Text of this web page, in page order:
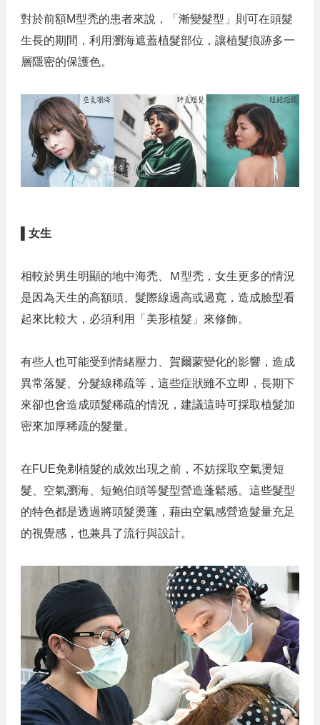
對於前額M型禿的患者來說，「漸變髮型」則可在頭髮
生長的期間，利用瀏海遮蓋植髮部位，讓植髮痕跡多一
層隱密的保護色。
▌女生
相較於男生明顯的地中海禿、Ｍ型禿，女生更多的情況
是因為天生的高額頭、髮際線過高或過寬，造成臉型看
起來比較大，必須利用「美形植髮」來修飾。
有些人也可能受到情緒壓力、賀爾蒙變化的影響，造成
異常落髮、分髮線稀疏等，這些症狀雖不立即，長期下
來卻也會造成頭髮稀疏的情況，建議這時可採取植髮加
密來加厚稀疏的髮量。
在FUE免剃植髮的成效出現之前，不妨採取空氣燙短
髮、空氣瀏海、短鲍伯頭等髮型營造蓬鬆感。這些髮型
的特色都是透過將頭髮燙蓬，藉由空氣感營造髮量充足
的視覺感，也兼具了流行與設計。